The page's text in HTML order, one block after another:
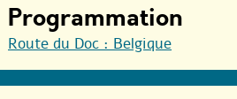
Programmation
Route du Doc : Belgique